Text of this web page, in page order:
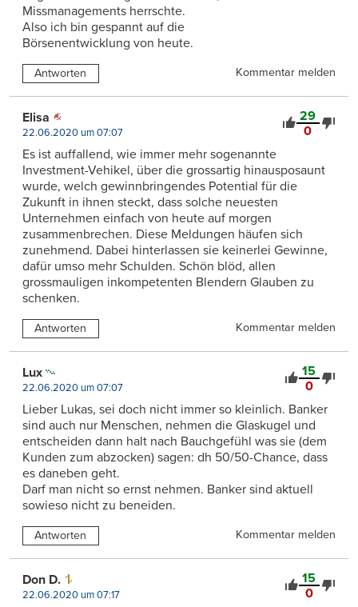
Missmanagements herrschte.
Also ich bin gespannt auf die
Börsenentwicklung von heute.
Antworten Kommentar melden
29
0
Elisa
22.06.2020 um 07:07
Es ist auffallend, wie immer mehr sogenannte
Investment-Vehikel, über die grossartig hinausposaunt
wurde, welch gewinnbringendes Potential für die
Zukunft in ihnen steckt, dass solche neuesten
Unternehmen einfach von heute auf morgen
zusammenbrechen. Diese Meldungen häufen sich
zunehmend. Dabei hinterlassen sie keinerlei Gewinne,
dafür umso mehr Schulden. Schön blöd, allen
grossmauligen inkompetenten Blendern Glauben zu
schenken.
Antworten Kommentar melden
15
0
Lux
22.06.2020 um 07:07
Lieber Lukas, sei doch nicht immer so kleinlich. Banker
sind auch nur Menschen, nehmen die Glaskugel und
entscheiden dann halt nach Bauchgefühl was sie (dem
Kunden zum abzocken) sagen: dh 50/50-Chance, dass
es daneben geht.
Darf man nicht so ernst nehmen. Banker sind aktuell
sowieso nicht zu beneiden.
Antworten Kommentar melden
15
0
Don D.
22.06.2020 um 07:17